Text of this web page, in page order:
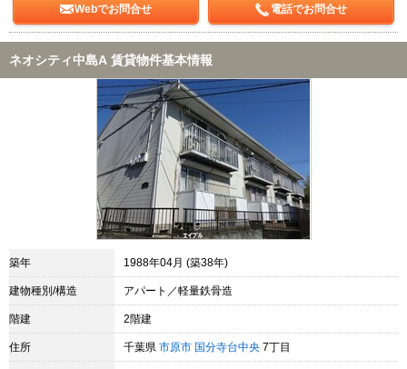
Webでお問合せ 電話でお問合せ
ネオシティ中島A 賃貸物件基本情報
築年 1988年04月 (築38年)
建物種別/構造 アパート／軽量鉄骨造
階建 2階建
住所 千葉県 市原市 国分寺台中央 7丁目